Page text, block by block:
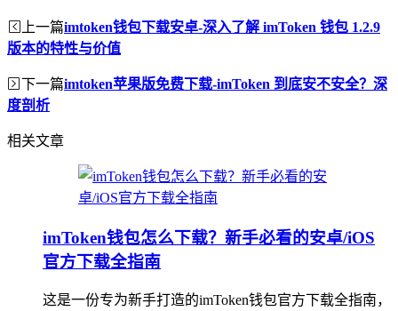
上一篇imtoken钱包下载安卓-深入了解 imToken 钱包 1.2.9
版本的特性与价值
下一篇imtoken苹果版免费下载-imToken 到底安不安全？深
度剖析
相关文章
imToken钱包怎么下载？新手必看的安卓/iOS
官方下载全指南
这是一份专为新手打造的imToken钱包官方下载全指南，